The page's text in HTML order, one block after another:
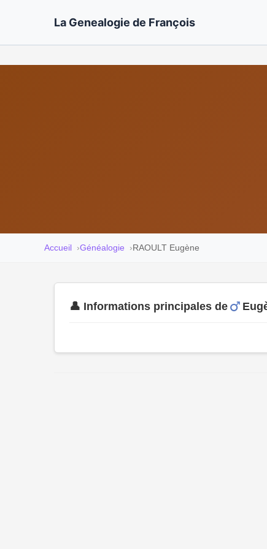
La Genealogie de François
Accueil Généalogie RAOULT Eugène
👤 Informations principales de